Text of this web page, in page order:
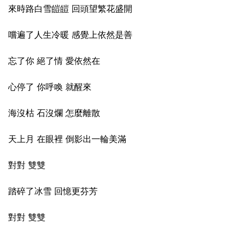
來時路白雪皚皚 回頭望繁花盛開
嚐遍了人生冷暖 感覺上依然是善
忘了你 絕了情 愛依然在
心停了 你呼喚 就醒來
海沒枯 石沒爛 怎麼離散
天上月 在眼裡 倒影出一輪美滿
對對 雙雙
踏碎了冰雪 回憶更芬芳
對對 雙雙